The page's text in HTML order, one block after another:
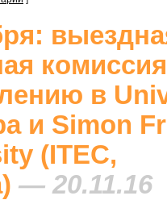
в
и Simon
(ITEC,
— 20.11.16